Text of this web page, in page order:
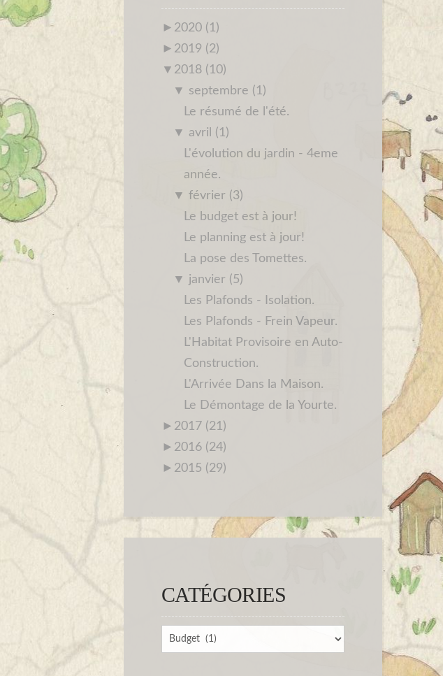
► 2020 (1)
► 2019 (2)
▼ 2018 (10)
▼ septembre (1)
Le résumé de l'été.
▼ avril (1)
L'évolution du jardin - 4eme
année.
▼ février (3)
Le budget est à jour!
Le planning est à jour!
La pose des Tomettes.
▼ janvier (5)
Les Plafonds - Isolation.
Les Plafonds - Frein Vapeur.
L'Habitat Provisoire en Auto-
Construction.
L'Arrivée Dans la Maison.
Le Démontage de la Yourte.
► 2017 (21)
► 2016 (24)
► 2015 (29)
CATÉGORIES